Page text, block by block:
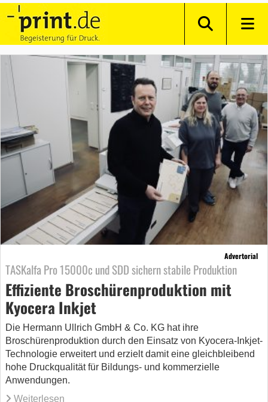
Advertorial
TASKalfa Pro 15000c und SDD sichern stabile Produktion
Effiziente Broschürenproduktion mit
Kyocera Inkjet
Die Hermann Ullrich GmbH & Co. KG hat ihre
Broschürenproduktion durch den Einsatz von Kyocera-Inkjet-
Technologie erweitert und erzielt damit eine gleichbleibend
hohe Druckqualität für Bildungs- und kommerzielle
Anwendungen.
Weiterlesen